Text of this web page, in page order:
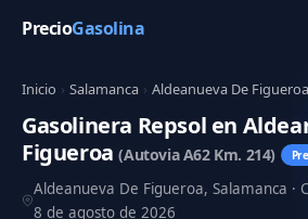
PrecioGasolina
Inicio › Salamanca › Aldeanueva De Figueroa
Gasolinera Repsol en
Figueroa(Autovia A62 Km. 214)
Aldeanueva De Figueroa, Salamanca ·
8 de agosto de 2026